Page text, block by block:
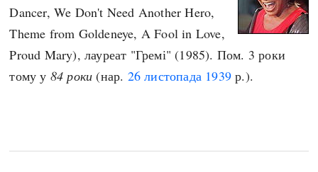
Dancer, We Don't Need Another Hero,
Theme from Goldeneye, A Fool in Love,
Proud Mary), лауреат "Гремі" (1985). Пом. 3 роки
тому у 84 роки (нар. 26 листопада 1939 р.).